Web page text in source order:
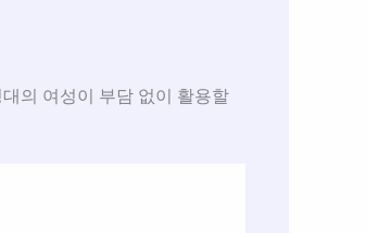
의 여성이 부담 없이 활용할